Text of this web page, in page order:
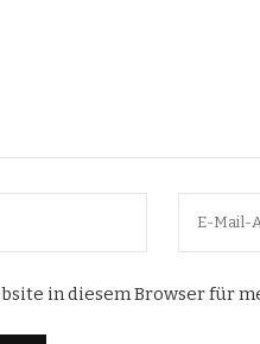
in diesem Browser für